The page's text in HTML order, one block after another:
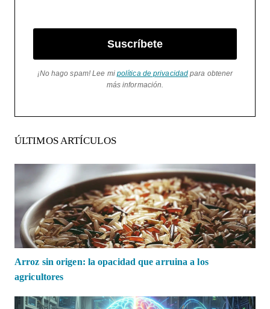
Suscríbete
¡No hago spam! Lee mi política de privacidad para obtener
más información.
ÚLTIMOS ARTÍCULOS
Arroz sin origen: la opacidad que arruina a los
agricultores